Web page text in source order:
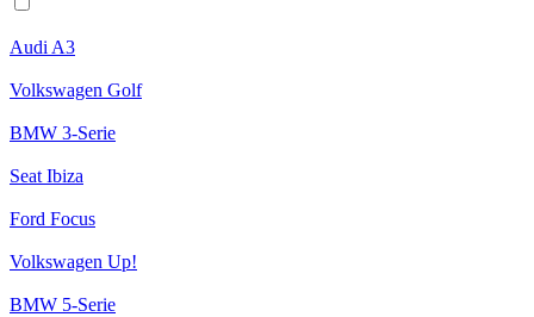
Audi A3
Volkswagen Golf
BMW 3-Serie
Seat Ibiza
Ford Focus
Volkswagen Up!
BMW 5-Serie